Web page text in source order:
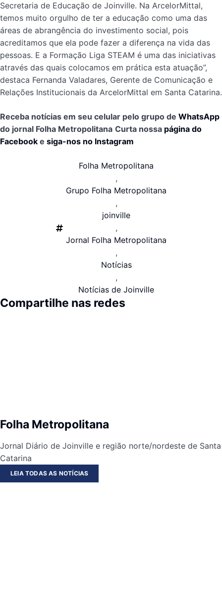
Secretaria de Educação de Joinville. Na ArcelorMittal,
temos muito orgulho de ter a educação como uma das
áreas de abrangência do investimento social, pois
acreditamos que ela pode fazer a diferença na vida das
pessoas. E a Formação Liga STEAM é uma das iniciativas
através das quais colocamos em prática esta atuação”,
destaca Fernanda Valadares, Gerente de Comunicação e
Relações Institucionais da ArcelorMittal em Santa Catarina.
Receba notícias em seu celular pelo grupo de WhatsApp
do jornal Folha Metropolitana Curta nossa página do
Facebook e siga-nos no Instagram
Folha Metropolitana
,
Grupo Folha Metropolitana
,
joinville
,
Jornal Folha Metropolitana
,
Notícias
,
Notícias de Joinville
Compartilhe nas redes
Folha Metropolitana
Jornal Diário de Joinville e região norte/nordeste de Santa
Catarina
LEIA TODAS AS NOTÍCIAS